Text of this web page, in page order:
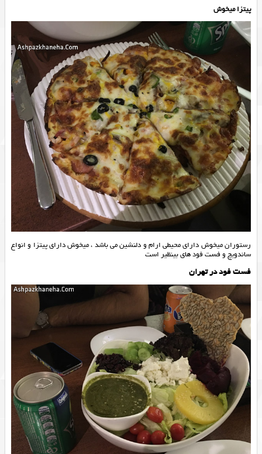
پیتزا میخوش
رستوران میخوش دارای محیطی ارام و دلنشین می باشد ، میخوش دارای پیتزا و انواع
ساندویچ و فست فود های بینظیر است
فست فود در تهران